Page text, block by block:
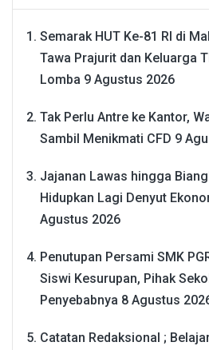
Semarak HUT Ke-81 RI di
Tawa Prajurit dan Keluarga
Lomba 9 Agustus 2026
Tak Perlu Antre ke Kantor,
Sambil Menikmati CFD 9
Jajanan Lawas hingga
Hidupkan Lagi Denyut
Agustus 2026
Penutupan Persami SMK
Siswi Kesurupan, Pihak
Penyebabnya 8 Agustus
Catatan Redaksional ;